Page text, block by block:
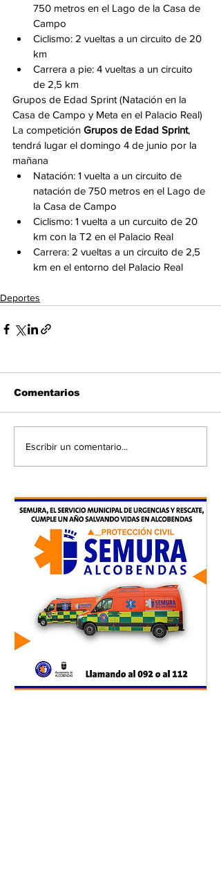
750 metros en el Lago de la Casa de
Campo
Ciclismo: 2 vueltas a un circuito de 20
km
Carrera a pie: 4 vueltas a un circuito
de 2,5 km
Grupos de Edad Sprint (Natación en la
Casa de Campo y Meta en el Palacio Real)
La competición Grupos de Edad Sprint,
tendrá lugar el domingo 4 de junio por la
mañana
Natación: 1 vuelta a un circuito de
natación de 750 metros en el Lago de
la Casa de Campo
Ciclismo: 1 vuelta a un curcuito de 20
km con la T2 en el Palacio Real
Carrera: 2 vueltas a un circuito de 2,5
km en el entorno del Palacio Real
Deportes
Comentarios
Escribir un comentario...